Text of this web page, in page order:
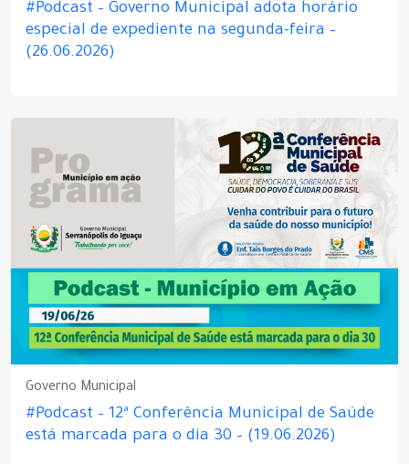
#Podcast – Governo Municipal adota horário
especial de expediente na segunda-feira –
(26.06.2026)
Governo Municipal
#Podcast – 12ª Conferência Municipal de Saúde
está marcada para o dia 30 – (19.06.2026)